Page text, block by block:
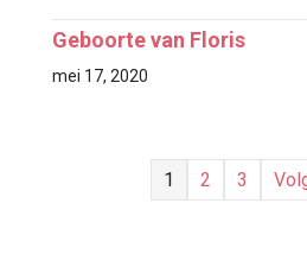
Geboorte van Floris
mei 17, 2020
1 2 3